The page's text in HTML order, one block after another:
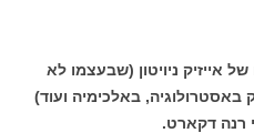
של אייזיק ניויטון (שבעצמו לא
באלכימיה ועוד)
רנה דקארט.